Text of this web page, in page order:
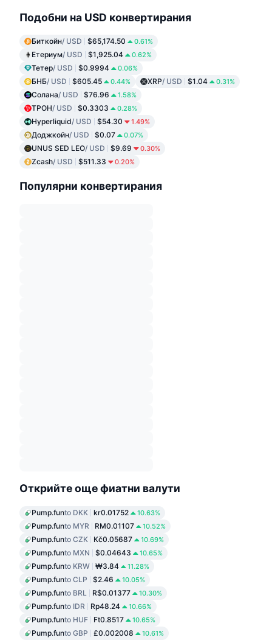
Подобни на USD конвертирания
Биткойн/ USD $65,174.50 0.61%
Етериум/ USD $1,925.04 0.62%
Тетер/ USD $0.9994 0.06%
БНБ/ USD $605.45 0.44% XRP/ USD $1.04 0.31%
Солана/ USD $76.96 1.58%
ТРОН/ USD $0.3303 0.28%
Hyperliquid/ USD $54.30 1.49%
Доджкойн/ USD $0.07 0.07%
UNUS SED LEO/ USD $9.69 0.30%
Zcash/ USD $511.33 0.20%
Популярни конвертирания
Открийте още фиатни валути
Pump.funto DKK kr0.01752 10.63%
Pump.funto MYR RM0.01107 10.52%
Pump.funto CZK Kč0.05687 10.69%
Pump.funto MXN $0.04643 10.65%
Pump.funto KRW ₩3.84 11.28%
Pump.funto CLP $2.46 10.05%
Pump.funto BRL R$0.01377 10.30%
Pump.funto IDR Rp48.24 10.66%
Pump.funto HUF Ft0.8517 10.65%
Pump.funto GBP £0.002008 10.61%